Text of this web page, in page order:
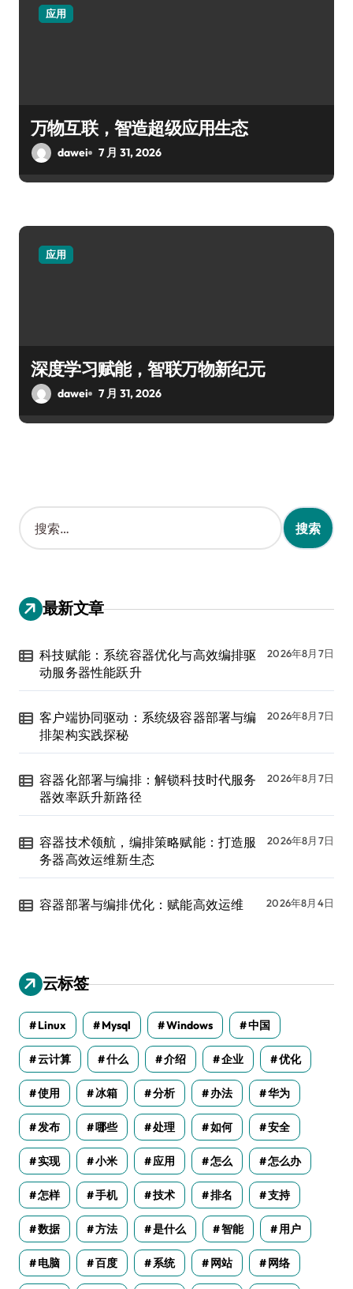
应用
万物互联，智造超级应用生态
dawei 7 月 31, 2026
应用
深度学习赋能，智联万物新纪元
dawei 7 月 31, 2026
搜
索
：
最新文章
科技赋能：系统容器优化与高效编排驱
动服务器性能跃升
2026年8月7日
客户端协同驱动：系统级容器部署与编
排架构实践探秘
2026年8月7日
容器化部署与编排：解锁科技时代服务
器效率跃升新路径
2026年8月7日
容器技术领航，编排策略赋能：打造服
务器高效运维新生态
2026年8月7日
容器部署与编排优化：赋能高效运维 2026年8月4日
云标签
Linux Mysql Windows 中国
云计算 什么 介绍 企业 优化
使用 冰箱 分析 办法 华为
发布 哪些 处理 如何 安全
实现 小米 应用 怎么 怎么办
怎样 手机 技术 排名 支持
数据 方法 是什么 智能 用户
电脑 百度 系统 网站 网络